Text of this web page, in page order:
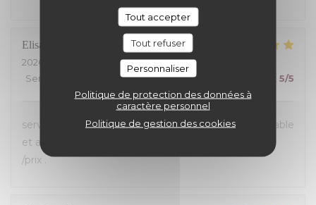
Tout accepter
Tout refuser
Personnaliser
Politique de protection des données à
caractère personnel
Politique de gestion des cookies
Elisabeth
2026-07-23
- 19:30 - Couverts 2
Service
Ambiance:5/5 Cuisine: 5/5
service toujours aussi sympa ! Saumon fumé inégalable
et ambiance très agréable ;Excellent rapport qualité
/prix .